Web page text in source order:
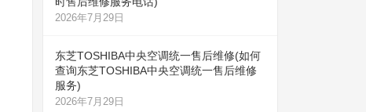
2026年7月29日
东芝TOSHIBA中央空调统一售后维修(如何
查询东芝TOSHIBA中央空调统一售后维修
服务)
2026年7月29日